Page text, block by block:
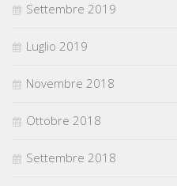
Settembre 2019
Luglio 2019
Novembre 2018
Ottobre 2018
Settembre 2018